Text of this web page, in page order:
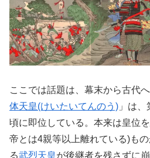
ここでは話題は、幕末から古代
体天皇(けいたいてんのう) 」は
頃に即位している。本来は皇位
帝とは4親等以上離れている)も
る武烈天皇が後継者を残さずに